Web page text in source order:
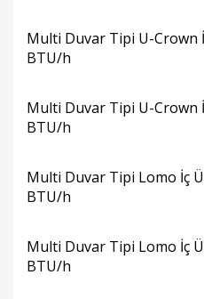
Multi Duvar Tipi U-Crown
BTU/h
Multi Duvar Tipi U-Crown
BTU/h
Multi Duvar Tipi Lomo İç
BTU/h
Multi Duvar Tipi Lomo İç
BTU/h